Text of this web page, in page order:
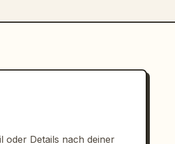
oder Details nach deiner